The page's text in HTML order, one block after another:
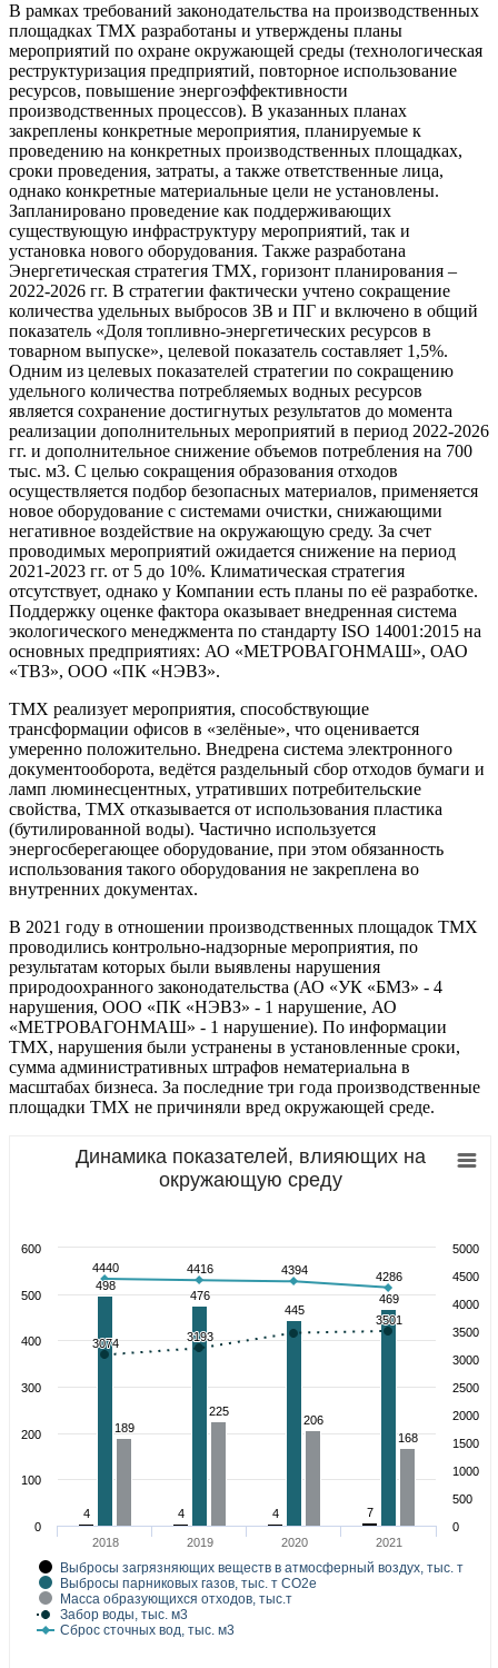
В рамках требований законодательства на производственных
площадках ТМХ разработаны и утверждены планы
мероприятий по охране окружающей среды (технологическая
реструктуризация предприятий, повторное использование
ресурсов, повышение энергоэффективности
производственных процессов). В указанных планах
закреплены конкретные мероприятия, планируемые к
проведению на конкретных производственных площадках,
сроки проведения, затраты, а также ответственные лица,
однако конкретные материальные цели не установлены.
Запланировано проведение как поддерживающих
существующую инфраструктуру мероприятий, так и
установка нового оборудования. Также разработана
Энергетическая стратегия ТМХ, горизонт планирования –
2022-2026 гг. В стратегии фактически учтено сокращение
количества удельных выбросов ЗВ и ПГ и включено в общий
показатель «Доля топливно-энергетических ресурсов в
товарном выпуске», целевой показатель составляет 1,5%.
Одним из целевых показателей стратегии по сокращению
удельного количества потребляемых водных ресурсов
является сохранение достигнутых результатов до момента
реализации дополнительных мероприятий в период 2022-2026
гг. и дополнительное снижение объемов потребления на 700
тыс. м3. С целью сокращения образования отходов
осуществляется подбор безопасных материалов, применяется
новое оборудование с системами очистки, снижающими
негативное воздействие на окружающую среду. За счет
проводимых мероприятий ожидается снижение на период
2021-2023 гг. от 5 до 10%. Климатическая стратегия
отсутствует, однако у Компании есть планы по её разработке.
Поддержку оценке фактора оказывает внедренная система
экологического менеджмента по стандарту ISO 14001:2015 на
основных предприятиях: АО «МЕТРОВАГОНМАШ», ОАО
«ТВЗ», ООО «ПК «НЭВЗ».
ТМХ реализует мероприятия, способствующие
трансформации офисов в «зелёные», что оценивается
умеренно положительно. Внедрена система электронного
документооборота, ведётся раздельный сбор отходов бумаги и
ламп люминесцентных, утративших потребительские
свойства, ТМХ отказывается от использования пластика
(бутилированной воды). Частично используется
энергосберегающее оборудование, при этом обязанность
использования такого оборудования не закреплена во
внутренних документах.
В 2021 году в отношении производственных площадок ТМХ
проводились контрольно-надзорные мероприятия, по
результатам которых были выявлены нарушения
природоохранного законодательства (АО «УК «БМЗ» - 4
нарушения, ООО «ПК «НЭВЗ» - 1 нарушение, АО
«МЕТРОВАГОНМАШ» - 1 нарушение). По информации
ТМХ, нарушения были устранены в установленные сроки,
сумма административных штрафов нематериальна в
масштабах бизнеса. За последние три года производственные
площадки ТМХ не причиняли вред окружающей среде.
Динамика показателей, влияющих на
окружающую среду
4
4 4
4 4
4 7
7
498
498
476
476
445
445
469
469
189
189
225
225
206
206
168
168
3074
3074 3193
3193
3501
3501
4440
4440 4416
4416 4394
4394 4286
4286
Выбросы загрязняющих веществ в атмосферный воздух, тыс. т
Выбросы парниковых газов, тыс. т СО2е
Масса образующихся отходов, тыс.т
Забор воды, тыс. м3
Сброс сточных вод, тыс. м3
2018 2019 2020 2021
0
500
1000
1500
2000
2500
3000
3500
4000
4500
5000
0
100
200
300
400
500
600